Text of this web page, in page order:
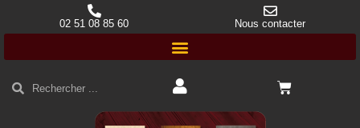
02 51 08 85 60 Nous contacter